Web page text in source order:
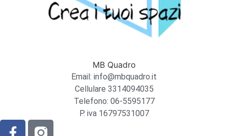
MB Quadro
Email: info@mbquadro.it
Cellulare 3314094035
Telefono: 06-5595177
P. iva 16797531007